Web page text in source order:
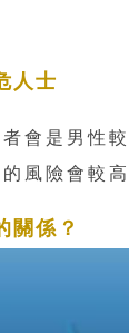
人士
會是男性
風險會較高
關係？